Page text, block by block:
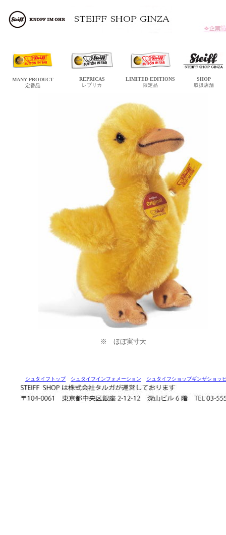
MANY PRODUCT
定番品
REPRICAS
レプリカ
LIMITED EDITIONS
限定品
SHOP
取扱店舗
※ ほぼ実寸大
シュタイフトップ シュタイフインフォメーション シュタイフショップギンザショッ